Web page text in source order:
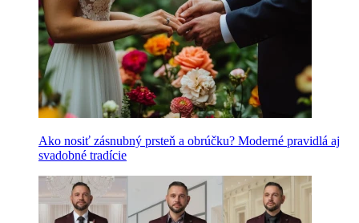
Ako nosiť zásnubný prsteň a obrúčku? Moderné pravidlá aj
svadobné tradície